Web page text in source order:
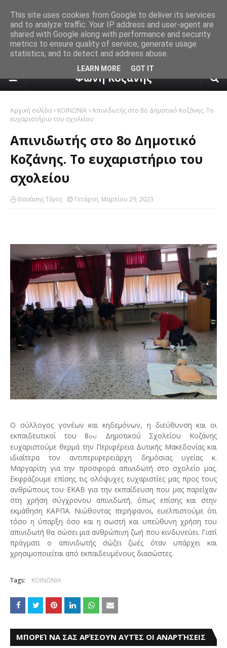
πρόγνωση καιρού από το
Φωνή Κοζάνης
Αρχική σελίδα ΚΟΙΝΩΝΙΑ Aπινιδωτής στο 8ο Δημοτικό Κοζάνης. Το
ευχαριστήριο του σχολείου
Aπινιδωτής στο 8ο Δημοτικό
Κοζάνης. Το ευχαριστήριο του
σχολείου
Θανάσης Τέγος Τετάρτη, Μαρτίου 29, 2023
Ο σύλλογος γονέων και κηδεμόνων, η διεύθυνση και οι
εκπαιδευτικοί του 8ου
Δημοτικού Σχολείου Κοζάνης
ευχαριστούμε θερμά την Περιφέρεια Δυτικής Μακεδονίας και
ιδιαίτερα τον αντιπεριφερειάρχη δημόσιας υγείας κ.
Μαργαρίτη για την προσφορά απινιδωτή στο σχολείο μας.
Εκφράζουμε επίσης τις ολόψυχες ευχαριστίες μας προς τους
ανθρώπους του ΕΚΑΒ για την εκπαίδευση που μας παρείχαν
στη χρήση σύγχρονου απινιδωτή, όπως επίσης και στην
εκμάθηση ΚΑΡΠΑ. Νιώθοντας περήφανοι, ευελπιστούμε ότι
τόσο η ύπαρξη όσο και η σωστή και υπεύθυνη χρήση του
απινιδωτή θα σώσει μια ανθρώπινη ζωή που κινδυνεύει. Γιατί
πράγματι ο απινιδωτής σώζει ζωές όταν υπάρχει και
χρησιμοποιείται από εκπαιδευμένους διασώστες.
Tags: ΚΟΙΝΩΝΙΑ
ΜΠΟΡΕΊ ΝΑ ΣΑΣ ΑΡΈΣΟΥΝ ΑΥΤΈΣ ΟΙ ΑΝΑΡΤΉΣΕΙΣ
This site uses cookies from Google to deliver its services
and to analyze traffic. Your IP address and user-agent are
shared with Google along with performance and security
metrics to ensure quality of service, generate usage
statistics, and to detect and address abuse.
LEARN MORE GOT IT